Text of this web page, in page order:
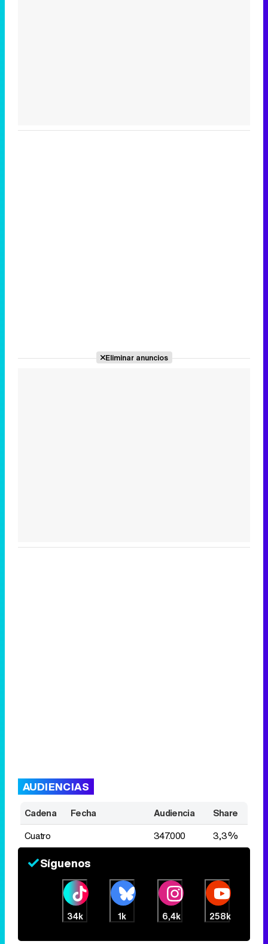
Eliminar anuncios
AUDIENCIAS
Cadena Fecha Audiencia
Share
Cuatro
347.000 3,3%
Síguenos
34k 1k 6,4k 258k